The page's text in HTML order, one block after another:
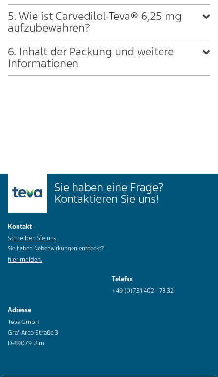
5. Wie ist Carvedilol-Teva® 6,25 mg
aufzubewahren?
6. Inhalt der Packung und weitere
Informationen
Sie haben eine Frage?
Kontaktieren Sie uns!
Kontakt
Schreiben Sie uns
Sie haben Nebenwirkungen entdeckt?
hier melden.
Telefax
+49 (0)731 402 - 78 32
Adresse
Teva GmbH
Graf-Arco-Straße 3
D-89079 Ulm